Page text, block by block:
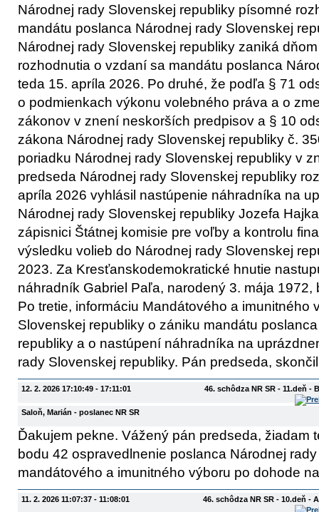
Národnej rady Slovenskej republiky písomné
mandátu poslanca Národnej rady Slovenskej
Národnej rady Slovenskej republiky zaniká
rozhodnutia o vzdaní sa mandátu poslanca
teda 15. apríla 2026. Po druhé, že podľa § 71
o podmienkach výkonu volebného práva a o
zákonov v znení neskorších predpisov a § 10
zákona Národnej rady Slovenskej republiky č.
poriadku Národnej rady Slovenskej republiky v
predseda Národnej rady Slovenskej republiky
apríla 2026 vyhlásil nastúpenie náhradníka na
Národnej rady Slovenskej republiky Jozefa
zápisnici Štátnej komisie pre voľby a kontrolu
výsledku volieb do Národnej rady Slovenskej
2023. Za Kresťanskodemokratické hnutie
náhradník Gabriel Paľa, narodený 3. mája 1972,
Po tretie, informáciu Mandátového a imunitného
Slovenskej republiky o zániku mandátu
republiky a o nastúpení náhradníka na
rady Slovenskej republiky. Pán predseda,
12. 2. 2026 17:10:49 - 17:11:01 46. schôdza NR SR - 11.deň -
Saloň, Marián - poslanec NR SR
Ďakujem pekne. Vážený pán predseda, žiadam
bodu 42 ospravedlnenie poslanca Národnej
mandátového a imunitného výboru po dohode
11. 2. 2026 11:07:37 - 11:08:01 46. schôdza NR SR - 10.deň -